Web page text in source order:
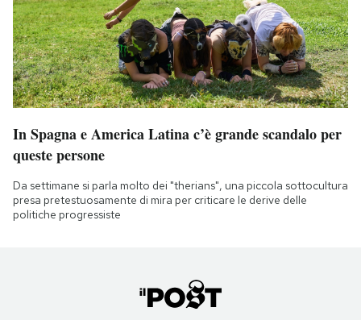
In Spagna e America Latina c’è grande scandalo per
queste persone
Da settimane si parla molto dei "therians", una piccola sottocultura
presa pretestuosamente di mira per criticare le derive delle
politiche progressiste